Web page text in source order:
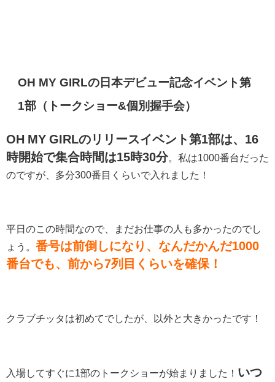
OH MY GIRLの日本デビュー記念イベント第
1部（トークショー&個別握手会）
OH MY GIRLのリリースイベント第1部は、16
時開始で集合時間は15時30分。私は1000番台だった
のですが、多分300番目くらいで入れました！
平日のこの時間なので、まだお仕事の人も多かったのでし
ょう。 番号は前倒しになり、なんだかんだ1000
番台でも、前から7列目くらいを確保！
クラブチッタは初めてでしたが、以外と大きかったです！
入場してすぐに1部のトークショーが始まりました！ いつ